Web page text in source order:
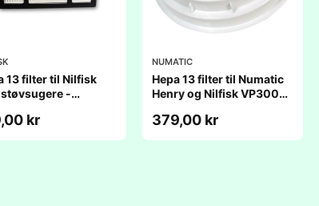
13 filter til Nilfisk
støvsugere -
kr
NUMATIC
Hepa 13 filter til Numatic
Henry og Nilfisk VP300
379,00 kr